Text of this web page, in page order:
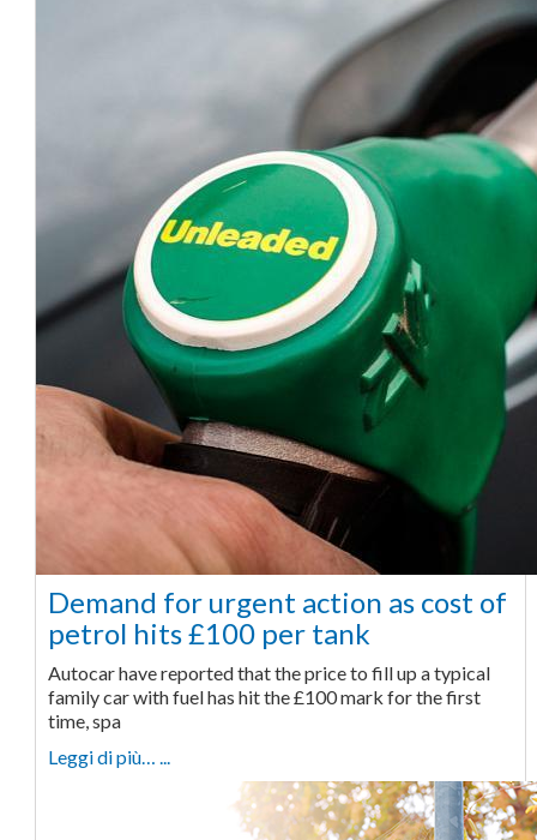
Demand for urgent action as cost of
petrol hits £100 per tank
Autocar have reported that the price to fill up a typical
family car with fuel has hit the £100 mark for the first
time, spa
Leggi di più… ...